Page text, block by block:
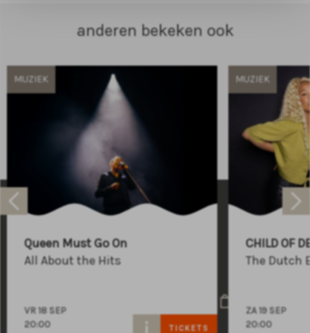
anderen bekeken ook
MUZIEK
Queen Must Go On
All About the Hits
VR 18 SEP
20:00
TICKETS
MUZIEK
CHILD OF
The Dutch
ZA 19 SEP
20:00
+31 (0)591 - 850 856
info@atlastheater.nl